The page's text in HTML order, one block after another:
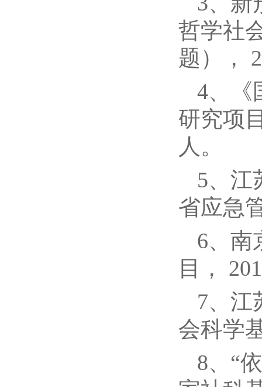
哲学社
题），
4、《
研究项
人。
5、江
省应急
6、南
目，
7、江
会科学
8、“